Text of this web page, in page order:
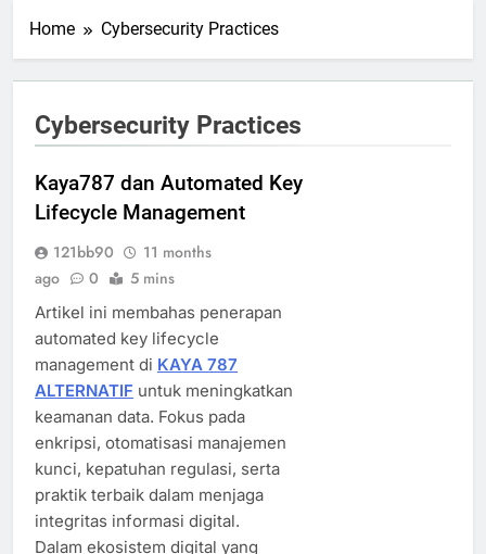
Home Cybersecurity Practices
Cybersecurity Practices
Kaya787 dan Automated Key
Lifecycle Management
121bb90
11 months
ago
0 5 mins
Artikel ini membahas penerapan
automated key lifecycle
management di KAYA 787
ALTERNATIF untuk meningkatkan
keamanan data. Fokus pada
enkripsi, otomatisasi manajemen
kunci, kepatuhan regulasi, serta
praktik terbaik dalam menjaga
integritas informasi digital.
Dalam ekosistem digital yang